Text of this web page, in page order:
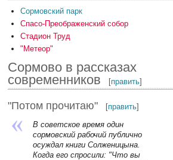
Сормовский парк
Спасо-Преображенский собор
Стадион Труд
"Метеор"
Сормово в рассказах
современников
[править]
"Потом прочитаю" [править]
В советское время один
сормовский рабочий публично
осуждал книги Солженицына.
Когда его спросили: "Что вы